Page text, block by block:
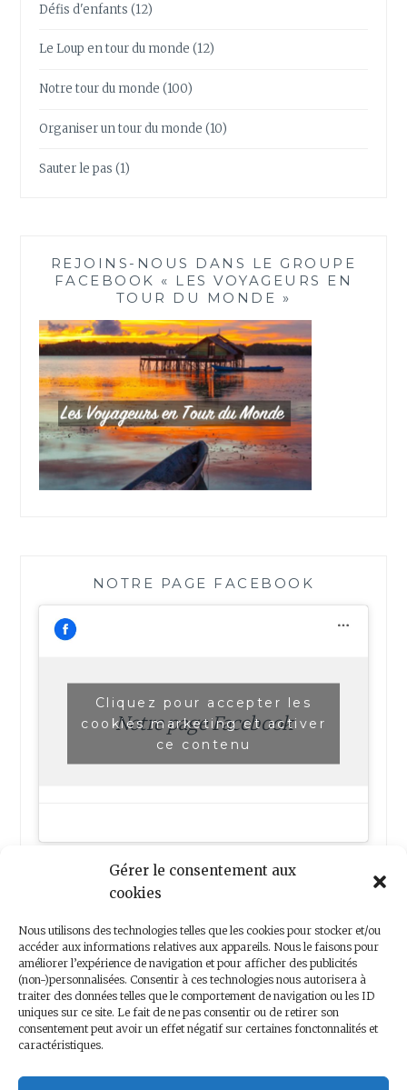
Gérer le consentement aux
cookies
Nous utilisons des technologies telles que les cookies pour stocker et/ou
accéder aux informations relatives aux appareils. Nous le faisons pour
améliorer l’expérience de navigation et pour afficher des publicités
(non-)personnalisées. Consentir à ces technologies nous autorisera à
traiter des données telles que le comportement de navigation ou les ID
uniques sur ce site. Le fait de ne pas consentir ou de retirer son
consentement peut avoir un effet négatif sur certaines fonctonnalités et
caractéristiques.
Défis d'enfants (12)
Le Loup en tour du monde (12)
Notre tour du monde (100)
Organiser un tour du monde (10)
Sauter le pas (1)
REJOINS-NOUS DANS LE GROUPE
FACEBOOK « LES VOYAGEURS EN
TOUR DU MONDE »
NOTRE PAGE FACEBOOK
Notre page Facebook
Cliquez pour accepter les
cookies marketing et activer
ce contenu
Nous contacter